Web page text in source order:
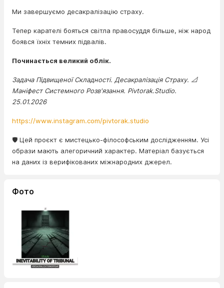
Ми завершуємо десакралізацію страху.
Тепер карателі бояться світла правосуддя більше, ніж народ
боявся їхніх темних підвалів.
Починається великий облік.
Задача Підвищеної Складності. Десакралізація Страху. 📐
Маніфест Системного Розв'язання. Pivtorak.Studio.
25.01.2026
https://www.instagram.com/pivtorak.studio
🛡️ Цей проєкт є мистецько-філософським дослідженням. Усі
образи мають алегоричний характер. Матеріал базується
на даних із верифікованих міжнародних джерел.
Фото